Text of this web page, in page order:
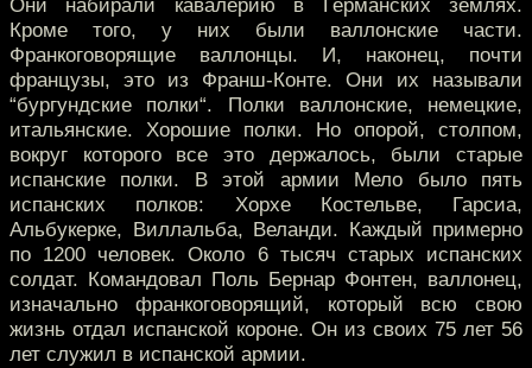
Они набирали кавалерию в Германских землях.
Кроме того, у них были валлонские части.
Франкоговорящие валлонцы. И, наконец, почти
французы, это из Франш-Конте. Они их называли
“бургундские полки“. Полки валлонские, немецкие,
итальянские. Хорошие полки. Но опорой, столпом,
вокруг которого все это держалось, были старые
испанские полки. В этой армии Мело было пять
испанских полков: Хорхе Костельве, Гарсиа,
Альбукерке, Виллальба, Веланди. Каждый примерно
по 1200 человек. Около 6 тысяч старых испанских
солдат. Командовал Поль Бернар Фонтен, валлонец,
изначально франкоговорящий, который всю свою
жизнь отдал испанской короне. Он из своих 75 лет 56
лет служил в испанской армии.